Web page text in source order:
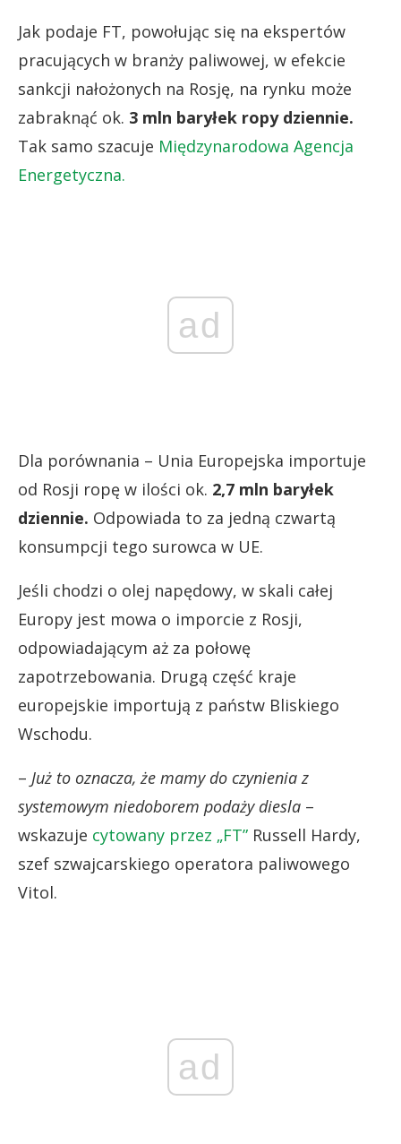
Jak podaje FT, powołując się na ekspertów
pracujących w branży paliwowej, w efekcie
sankcji nałożonych na Rosję, na rynku może
zabraknąć ok. 3 mln baryłek ropy dziennie.
Tak samo szacuje Międzynarodowa Agencja
Energetyczna.
ad
Dla porównania – Unia Europejska importuje
od Rosji ropę w ilości ok. 2,7 mln baryłek
dziennie. Odpowiada to za jedną czwartą
konsumpcji tego surowca w UE.
Jeśli chodzi o olej napędowy, w skali całej
Europy jest mowa o imporcie z Rosji,
odpowiadającym aż za połowę
zapotrzebowania. Drugą część kraje
europejskie importują z państw Bliskiego
Wschodu.
– Już to oznacza, że mamy do czynienia z
systemowym niedoborem podaży diesla –
wskazuje cytowany przez „FT” Russell Hardy,
szef szwajcarskiego operatora paliwowego
Vitol.
ad